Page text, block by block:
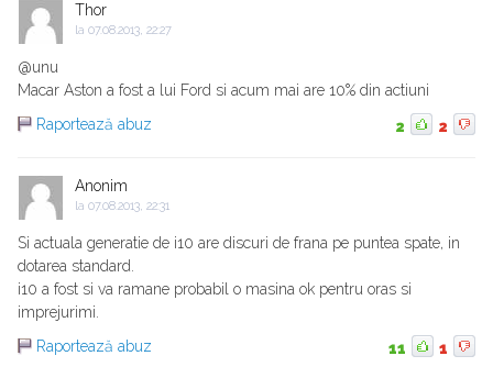
Thor
la 07.08.2013, 22:27
@unu
Macar Aston a fost a lui Ford si acum mai are 10% din actiuni
Raportează abuz
2 2
Anonim
la 07.08.2013, 22:31
Si actuala generatie de i10 are discuri de frana pe puntea spate, in
dotarea standard.
i10 a fost si va ramane probabil o masina ok pentru oras si
imprejurimi.
Raportează abuz
11 1